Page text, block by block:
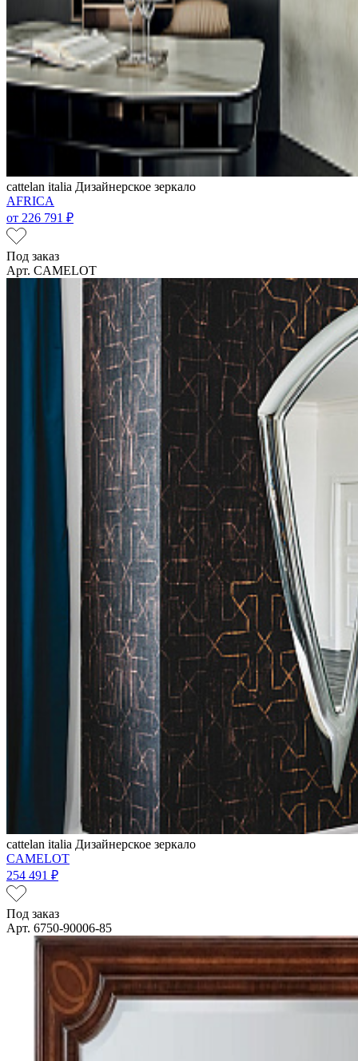
cattelan italia Дизайнерское зеркало
AFRICA
от 226 791 ₽
Под заказ
Арт. CAMELOT
cattelan italia Дизайнерское зеркало
CAMELOT
254 491 ₽
Под заказ
Арт. 6750-90006-85